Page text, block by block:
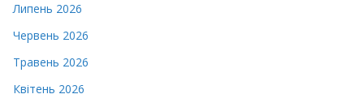
Липень 2026
Червень 2026
Травень 2026
Квітень 2026